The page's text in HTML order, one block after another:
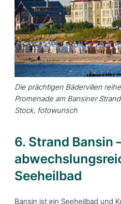
Die prächtigen Bädervillen
Promenade am Bansiner
Stock, fotowunsch
6. Strand Bansin
Seeheilbad
Bansin ist ein Seeheilbad und